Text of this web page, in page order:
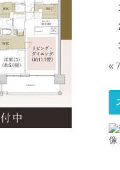
«